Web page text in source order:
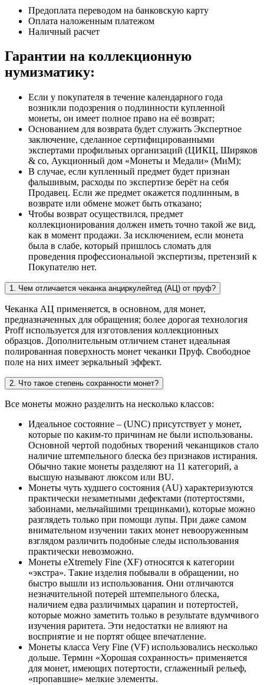
Предоплата переводом на банковскую карту
Оплата наложенным платежом
Наличный расчет
Гарантии на коллекционную
нумизматику:
Если у покупателя в течение календарного года
возникли подозрения о подлинности купленной
монеты, он имеет полное право на её возврат;
Основанием для возврата будет служить Экспертное
заключение, сделанное сертифицированными
экспертами профильных организаций (ЦИКЦ, Ширяков
& co, Аукционный дом «Монеты и Медали» (МиМ);
В случае, если купленный предмет будет признан
фальшивым, расходы по экспертизе берёт на себя
Продавец. Если же предмет окажется подлинным, в
возврате или обмене может быть отказано;
Чтобы возврат осуществился, предмет
коллекционирования должен иметь точно такой же вид,
как в момент продажи. За исключением, если монета
была в слабе, который пришлось сломать для
проведения профессиональной экспертизы, претензий к
Покупателю нет.
1. Чем отличается чеканка анциркулейтед (АЦ) от пруф?
Чеканка АЦ применяется, в основном, для монет,
предназначенных для обращения; более дорогая технология
Proff используется для изготовления коллекционных
образцов. Дополнительным отличием станет идеальная
полированная поверхность монет чеканки Пруф. Свободное
поле на них имеет зеркальный эффект.
2. Что такое степень сохранности монет?
Все монеты можно разделить на несколько классов:
Идеальное состояние – (UNC) присутствует у монет,
которые по каким-то причинам не были использованы.
Основной чертой подобных творений чеканщиков стало
наличие штемпельного блеска без признаков истирания.
Обычно такие монеты разделяют на 11 категорий, а
высшую называют люксом или BU.
Монеты чуть худшего состояния (AU) характеризуются
практически незаметными дефектами (потертостями,
забоинами, мельчайшими трещинками), которые можно
разглядеть только при помощи лупы. При даже самом
внимательном изучении таких монет невооруженным
взглядом различить подобные следы использования
практически невозможно.
Монеты eXtremely Fine (XF) относятся к категории
«экстра». Такие изделия побывали в обращении, но
быстро вышли из использования. Они отличаются
незначительной потерей штемпельного блеска,
наличием едва различимых царапин и потертостей,
которые можно заметить только в результате вдумчивого
изучения раритета. Эти недостатки не влияют на
восприятие и не портят общее впечатление.
Монеты класса Very Fine (VF) использовались несколько
дольше. Термин «Хорошая сохранность» применяется
для монет, имеющих потертости, сглаженный рельеф,
«пропавшие» мелкие элементы.